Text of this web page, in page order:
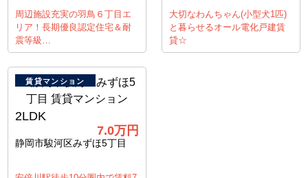
周辺施設充実の羽鳥６丁目エ
リア！長期優良認定住宅＆耐
震等級…
大切なわんちゃん(小型犬1匹)
と暮らせるオール電化戸建賃
貸☆
賃貸マンション
2LDK
7.0万円
静岡市駿河区みずほ5丁目